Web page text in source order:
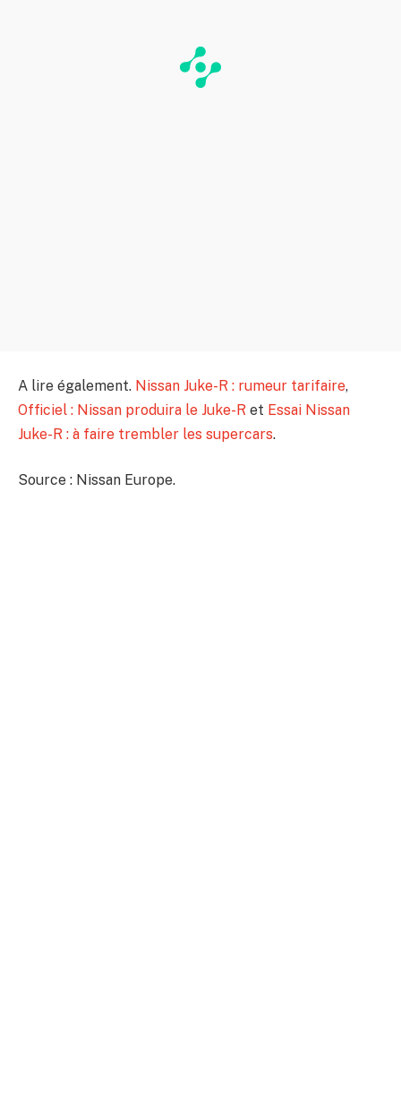
A lire également. Nissan Juke-R : rumeur tarifaire,
Officiel : Nissan produira le Juke-R et Essai Nissan
Juke-R : à faire trembler les supercars.
Source : Nissan Europe.